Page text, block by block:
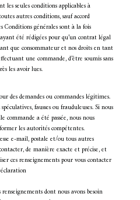
les seules conditions applicables à
autres conditions, sauf accord
Conditions générales sont à la fois
été rédigées pour qu’un contrat légal
que consommateur et nos droits en tant
une commande, d’être soumis sans
les avoir lues.
des demandes ou commandes légitimes.
fausses ou frauduleuses. Si nous
commande a été passée, nous nous
les autorités compétentes.
e-mail, postale et/ou tous autres
de manière exacte et précise, et
ces renseignements pour vous contacter
dont nous avons besoin